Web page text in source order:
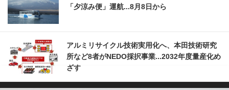
「夕涼み便」運航...8月8日から
アルミリサイクル技術実用化へ、本田技術研究
所など8者がNEDO採択事業...2032年度量産化め
ざす